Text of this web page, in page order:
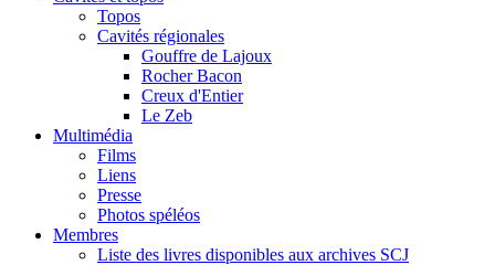
Topos
Cavités régionales
Gouffre de Lajoux
Rocher Bacon
Creux d'Entier
Le Zeb
Multimédia
Films
Liens
Presse
Photos spéléos
Membres
Liste des livres disponibles aux archives SCJ